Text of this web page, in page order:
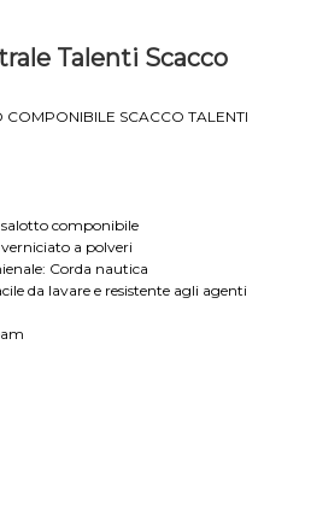
Talenti Scacco
SCACCO TALENTI
componibile
a polveri
Corda nautica
da lavare e resistente agli agenti